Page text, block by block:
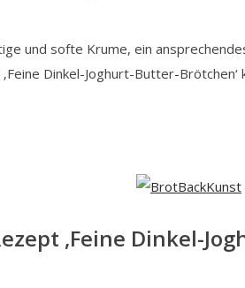
und softe Krume, ein
Dinkel-Joghurt-Butter-
‚Feine Dinkel-